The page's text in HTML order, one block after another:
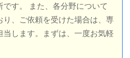
です。 また、各分野について
り、ご依頼を受けた場合は、専
当します。まずは、一度お気軽